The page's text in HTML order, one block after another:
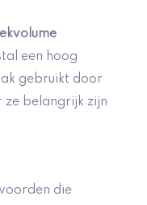
een hoog
gebruikt door
belangrijk zijn
die